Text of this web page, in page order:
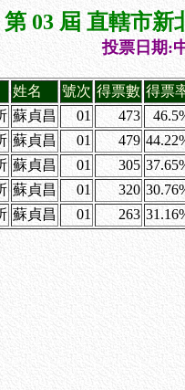
第 03 屆 直轄市新
投票日期:
姓名 號次 得票數 得票
蘇貞昌 01 473
蘇貞昌 01 479
蘇貞昌 01 305
蘇貞昌 01 320
蘇貞昌 01 263